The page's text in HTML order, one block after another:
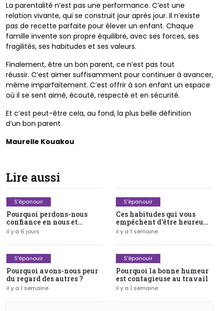
La parentalité n’est pas une performance. C’est une
relation vivante, qui se construit jour après jour. Il n’existe
pas de recette parfaite pour élever un enfant. Chaque
famille invente son propre équilibre, avec ses forces, ses
fragilités, ses habitudes et ses valeurs.
Finalement, être un bon parent, ce n’est pas tout
réussir. C’est aimer suffisamment pour continuer à avancer,
même imparfaitement. C’est offrir à son enfant un espace
où il se sent aimé, écouté, respecté et en sécurité.
Et c’est peut-être cela, au fond, la plus belle définition
d’un bon parent.
Maurelle Kouakou
Lire aussi
S'épanouir
Pourquoi perdons-nous
confiance en nous et
comment la retrouver ?
il y a 6 jours
S'épanouir
Ces habitudes qui vous
empêchent d'être heureux
au quotidien
il y a 1 semaine
S'épanouir
Pourquoi avons-nous peur
du regard des autres ?
il y a 1 semaine
S'épanouir
Pourquoi la bonne humeur
est contagieuse au travail
il y a 1 semaine